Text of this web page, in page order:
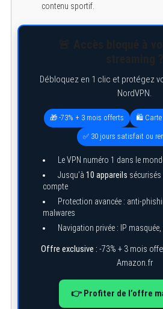
contenu sportif.
Débloquez en 1 clic et protégez
NordVPN.
🎁 -73% + 3 mois offerts 🛍️ Carte
✅ 30 jours satisfait ou
Le VPN numéro 1 dans le
Jusqu’à 10 appareils sécurisés
compte
Protection avancée : anti-
malwares
Navigation privée : IP
Offre exclusive : -73% + 3 mois
Amazon.fr
👉 Profiter de l’offre